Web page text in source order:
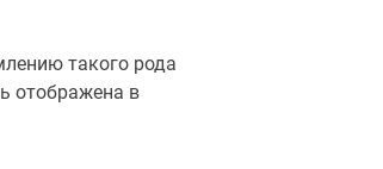
такого рода
отображена в